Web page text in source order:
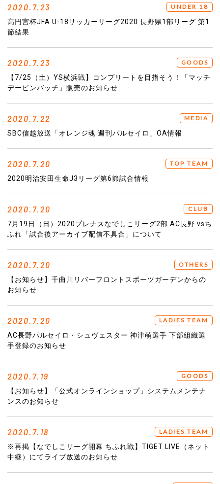
2020.7.23 UNDER 18
高円宮杯JFA U-18サッカーリーグ2020 長野県1部リーグ 第1
節結果
2020.7.23 GOODS
【7/25（土）YS横浜戦】コンプリートを目指そう！「マッチ
デーピンバッチ」販売のお知らせ
2020.7.22 MEDIA
SBC信越放送「オレンジ魂 週刊パルセイロ」OA情報
2020.7.20 TOP TEAM
2020明治安田生命J3リーグ第6節試合情報
2020.7.20 CLUB
7月19日（日）2020プレナスなでしこリーグ2部 AC長野 vsち
ふれ「試合後アーカイブ配信不具合」について
2020.7.20 OTHERS
【お知らせ】千曲川リバーフロントスポーツガーデンからの
お知らせ
2020.7.20 LADIES TEAM
AC長野パルセイロ・シュヴェスター 神津萌選手 下部組織選
手登録のお知らせ
2020.7.19 GOODS
【お知らせ】「公式オンラインショップ」システムメンテナ
ンスのお知らせ
2020.7.18 LADIES TEAM
※再掲【なでしこリーグ開幕 ちふれ戦】TIGET LIVE（ネット
中継）にてライブ放送のお知らせ